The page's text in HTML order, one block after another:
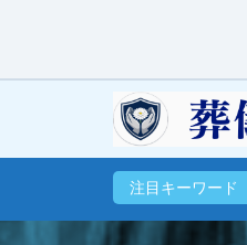
注目キーワード